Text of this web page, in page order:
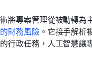
將專案管理從被動轉
財務風險。它接手解析
行政任務，人工智慧讓